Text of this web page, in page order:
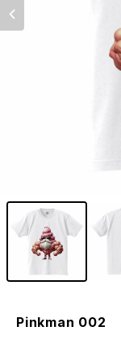
Pinkman 002